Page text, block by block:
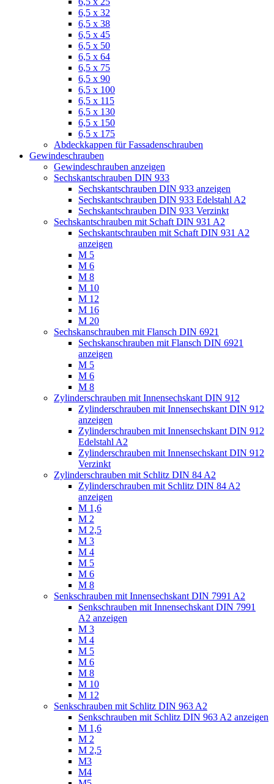
6,5 x 32
6,5 x 38
6,5 x 45
6,5 x 50
6,5 x 64
6,5 x 75
6,5 x 90
6,5 x 100
6,5 x 115
6,5 x 130
6,5 x 150
6,5 x 175
Abdeckkappen für Fassadenschrauben
Gewindeschrauben
Gewindeschrauben anzeigen
Sechskantschrauben DIN 933
Sechskantschrauben DIN 933 anzeigen
Sechskantschrauben DIN 933 Edelstahl A2
Sechskantschrauben DIN 933 Verzinkt
Sechskantschrauben mit Schaft DIN 931 A2
Sechskantschrauben mit Schaft DIN 931 A2
anzeigen
M 5
M 6
M 8
M 10
M 12
M 16
M 20
Sechskanschrauben mit Flansch DIN 6921
Sechskanschrauben mit Flansch DIN 6921
anzeigen
M 5
M 6
M 8
Zylinderschrauben mit Innensechskant DIN 912
Zylinderschrauben mit Innensechskant DIN 912
anzeigen
Zylinderschrauben mit Innensechskant DIN 912
Edelstahl A2
Zylinderschrauben mit Innensechskant DIN 912
Verzinkt
Zylinderschrauben mit Schlitz DIN 84 A2
Zylinderschrauben mit Schlitz DIN 84 A2
anzeigen
M 1,6
M 2
M 2,5
M 3
M 4
M 5
M 6
M 8
Senkschrauben mit Innensechskant DIN 7991 A2
Senkschrauben mit Innensechskant DIN 7991
A2 anzeigen
M 3
M 4
M 5
M 6
M 8
M 10
M 12
Senkschrauben mit Schlitz DIN 963 A2
Senkschrauben mit Schlitz DIN 963 A2 anzeigen
M 1,6
M 2
M 2,5
M3
M4